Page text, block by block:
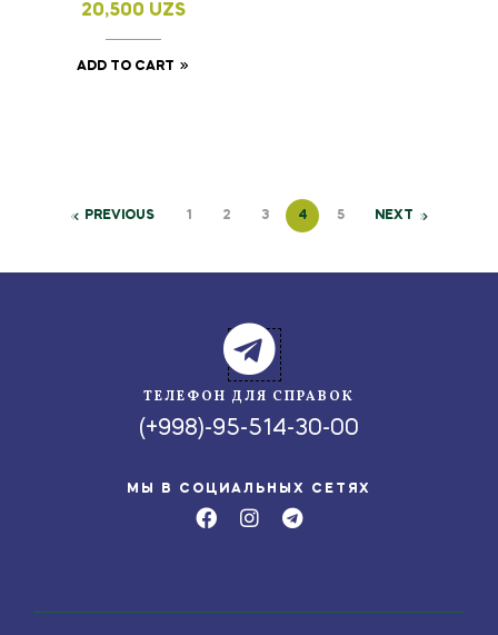
20,500 UZS
ADD TO CART
PREVIOUS 1 2 3 4 5 NEXT
ТЕЛЕФОН ДЛЯ СПРАВОК
(+998)-95-514-30-00
МЫ В СОЦИАЛЬНЫХ СЕТЯХ